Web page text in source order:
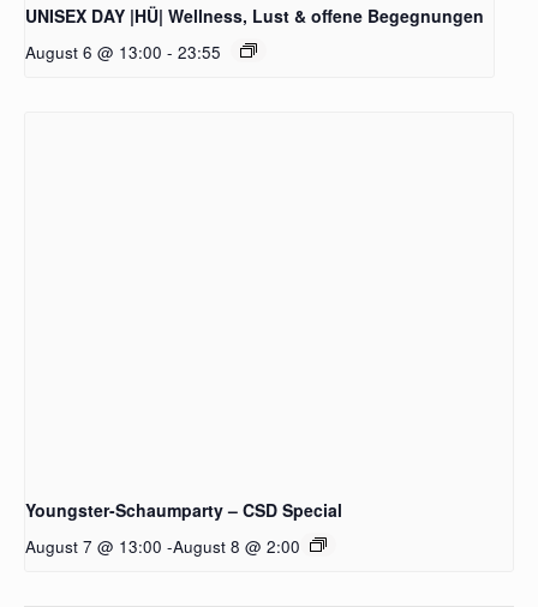
UNISEX DAY |HÜ| Wellness, Lust & offene Begegnungen
August 6 @ 13:00 - 23:55
Youngster-Schaumparty – CSD Special
August 7 @ 13:00 -August 8 @ 2:00